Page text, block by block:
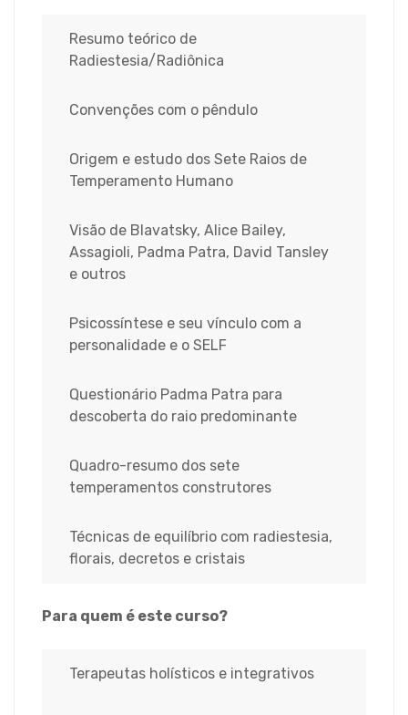
Resumo teórico de
Radiestesia/Radiônica
Convenções com o pêndulo
Origem e estudo dos Sete Raios de
Temperamento Humano
Visão de Blavatsky, Alice Bailey,
Assagioli, Padma Patra, David Tansley
e outros
Psicossíntese e seu vínculo com a
personalidade e o SELF
Questionário Padma Patra para
descoberta do raio predominante
Quadro-resumo dos sete
temperamentos construtores
Técnicas de equilíbrio com radiestesia,
florais, decretos e cristais
Para quem é este curso?
Terapeutas holísticos e integrativos